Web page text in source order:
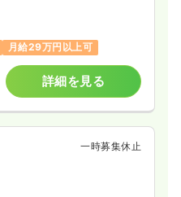
月給29万円以上可
詳細を見る
一時募集休止